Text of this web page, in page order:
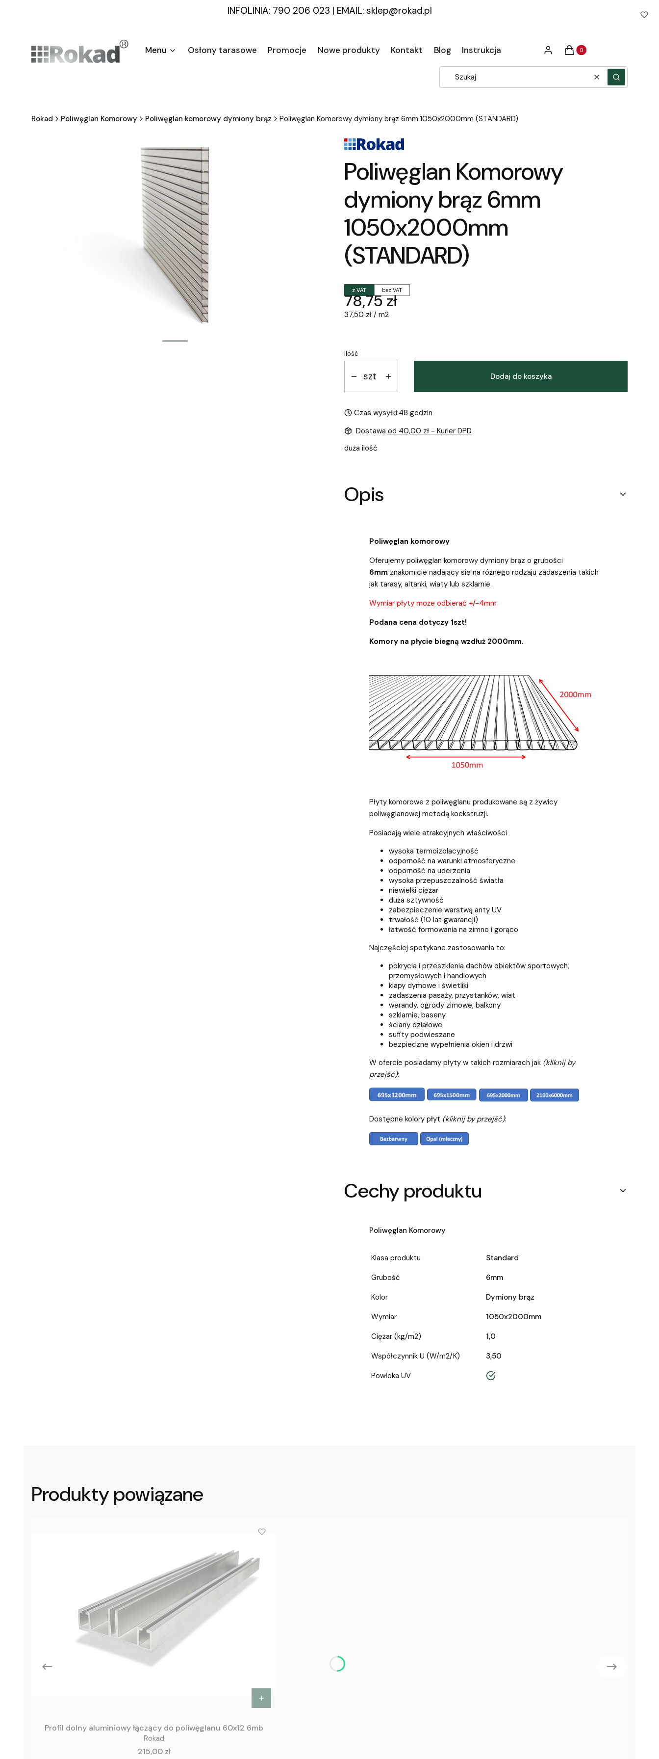
INFOLINIA: 790 206 023 | EMAIL: sklep@rokad.pl
Menu Osłony tarasowe Promocje Nowe produkty Kontakt Blog Instrukcja Zaloguj sięProdukty w koszyku: 0.
Koszyk
WyczyśćSzukaj
Rokad Poliwęglan Komorowy Poliwęglan komorowy dymiony brąz Poliwęglan Komorowy dymiony brąz 6mm 1050x2000mm (STANDARD)
Poliwęglan Komorowy
dymiony brąz 6mm
1050x2000mm
(STANDARD)
z VAT bez VAT
Cena
78,75 zł
37,50 zł / m2
Ilość
szt Dodaj do koszyka
Czas wysyłki:48 godzin
Dostawa od 40,00 zł - Kurier DPD
duża ilość
Opis
Poliwęglan komorowy
Oferujemy poliwęglan komorowy dymiony brąz o grubości
6mm znakomicie nadający się na różnego rodzaju zadaszenia takich
jak tarasy, altanki, wiaty lub szklarnie.
Wymiar płyty może odbierać +/-4mm
Podana cena dotyczy 1szt!
Komory na płycie biegną wzdłuż 2000mm.
Płyty komorowe z poliwęglanu produkowane są z żywicy
poliwęglanowej metodą koekstruzji.
Posiadają wiele atrakcyjnych właściwości
wysoka termoizolacyjność
odporność na warunki atmosferyczne
odporność na uderzenia
wysoka przepuszczalność światła
niewielki ciężar
duża sztywność
zabezpieczenie warstwą anty UV
trwałość (10 lat gwarancji)
łatwość formowania na zimno i gorąco
Najczęściej spotykane zastosowania to:
pokrycia i przeszklenia dachów obiektów sportowych,
przemysłowych i handlowych
klapy dymowe i świetliki
zadaszenia pasaży, przystanków, wiat
werandy, ogrody zimowe, balkony
szklarnie, baseny
ściany działowe
sufity podwieszane
bezpieczne wypełnienia okien i drzwi
W ofercie posiadamy płyty w takich rozmiarach jak (kliknij by
przejść):
Dostępne kolory płyt (kliknij by przejść):
Cechy produktu
Poliwęglan Komorowy
Klasa produktu
Standard
Grubość
6mm
Kolor
Dymiony brąz
Wymiar
1050x2000mm
Ciężar (kg/m2)
1,0
Współczynnik U (W/m2/K)
3,50
Powłoka UV
tak
Produkty powiązane
Profil dolny aluminiowy łączący do poliwęglanu 60x12 6mb
Rokad
Cena
215,00 zł